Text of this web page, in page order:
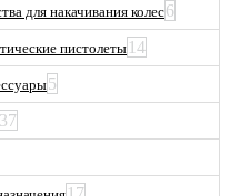
для накачивания колес6
пистолеты 14
5
37